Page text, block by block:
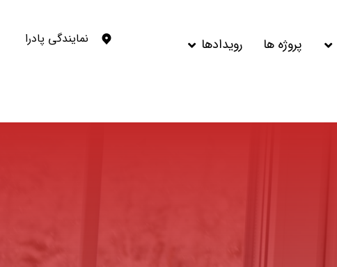
پروژه ها
رویدادها
نمایندگی پادرا